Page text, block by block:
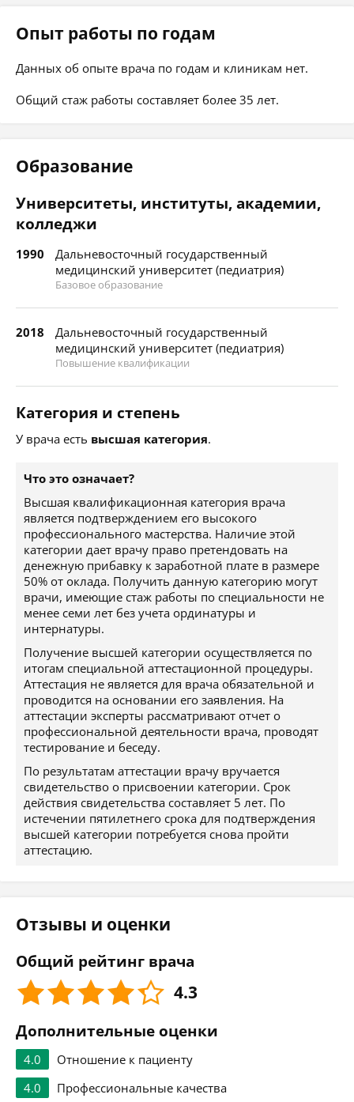
Опыт работы по годам
Данных об опыте врача по годам и клиникам нет.
Общий стаж работы составляет более 35 лет.
Образование
Университеты, институты, академии,
колледжи
1990
Дальневосточный государственный
медицинский университет (педиатрия)
Базовое образование
2018
Дальневосточный государственный
медицинский университет (педиатрия)
Повышение квалификации
Категория и степень
У врача есть высшая категория.
Что это означает?
Высшая квалификационная категория врача
является подтверждением его высокого
профессионального мастерства. Наличие этой
категории дает врачу право претендовать на
денежную прибавку к заработной плате в размере
50% от оклада. Получить данную категорию могут
врачи, имеющие стаж работы по специальности не
менее семи лет без учета ординатуры и
интернатуры.
Получение высшей категории осуществляется по
итогам специальной аттестационной процедуры.
Аттестация не является для врача обязательной и
проводится на основании его заявления. На
аттестации эксперты рассматривают отчет о
профессиональной деятельности врача, проводят
тестирование и беседу.
По результатам аттестации врачу вручается
свидетельство о присвоении категории. Срок
действия свидетельства составляет 5 лет. По
истечении пятилетнего срока для подтверждения
высшей категории потребуется снова пройти
аттестацию.
Отзывы и оценки
Общий рейтинг врача
4.3
Дополнительные оценки
4.0
Отношение к пациенту
4.0
Профессиональные качества